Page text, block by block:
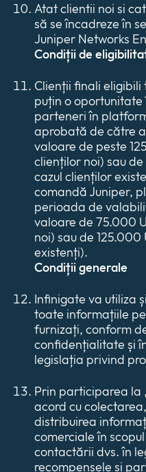
Atat clientii noi si
să se încadreze în
Juniper Networks
Condiții de
Clienții finali eligibili
puțin o
parteneri în
aprobată de către
valoare de peste
clienților noi) sau
cazul clienților
comandă Juniper,
perioada de
valoare de 75.000
noi) sau de 125.000
existenți).
Condiții generale
Infinigate va utiliza
toate informațiile
furnizați, conform
confidențialitate și
legislația privind
Prin participarea la
acord cu
distribuirea
comerciale în
contactării dvs. în
recompensele și